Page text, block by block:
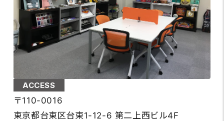
ACCESS
〒110-0016
東京都台東区台東1-12-6 第二上西ビル4F